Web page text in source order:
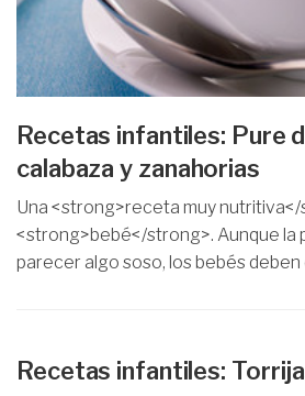
Recetas infantiles: Pure
calabaza y zanahorias
Una <strong>receta muy
<strong>bebé</strong>. Aunque la
parecer algo soso, los bebés deben
Recetas infantiles: